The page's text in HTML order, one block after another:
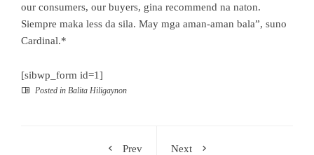
our consumers, our buyers, gina recommend na naton.
Siempre maka less da sila. May mga aman-aman bala”, suno
Cardinal.*
[sibwp_form id=1]
Posted in Balita Hiligaynon
Prev
Next